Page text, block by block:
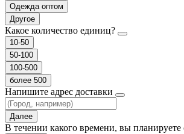
Одежда оптом
Другое
Какое количество единиц?
10-50
50-100
100-500
более 500
Напишите адрес доставки
Далее
В течении какого времени, вы планируете